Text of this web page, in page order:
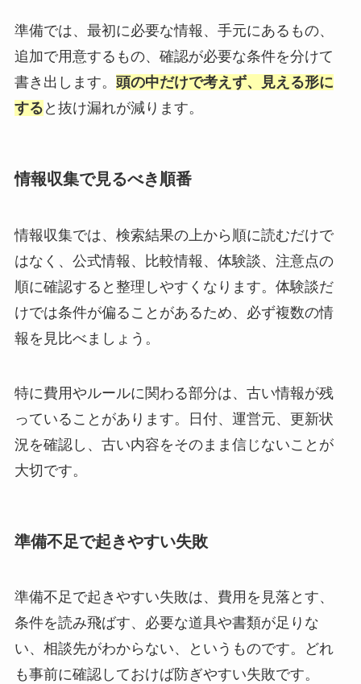
準備では、最初に必要な情報、手元にあるもの、
追加で用意するもの、確認が必要な条件を分けて
書き出します。 頭の中だけで考えず、見える形に
する と抜け漏れが減ります。
情報収集で見るべき順番
情報収集では、検索結果の上から順に読むだけで
はなく、公式情報、比較情報、体験談、注意点の
順に確認すると整理しやすくなります。体験談だ
けでは条件が偏ることがあるため、必ず複数の情
報を見比べましょう。
特に費用やルールに関わる部分は、古い情報が残
っていることがあります。日付、運営元、更新状
況を確認し、古い内容をそのまま信じないことが
大切です。
準備不足で起きやすい失敗
準備不足で起きやすい失敗は、費用を見落とす、
条件を読み飛ばす、必要な道具や書類が足りな
い、相談先がわからない、というものです。どれ
も事前に確認しておけば防ぎやすい失敗です。